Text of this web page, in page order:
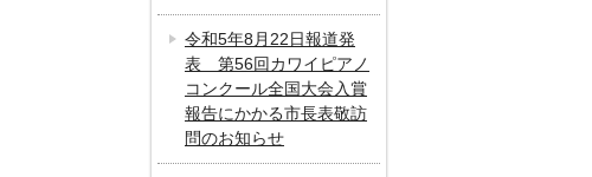
令和5年8月22日報道発
表 第56回カワイピアノ
コンクール全国大会入賞
報告にかかる市長表敬訪
問のお知らせ